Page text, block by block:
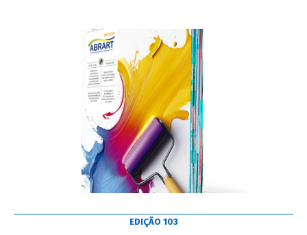
EDIÇÃO 103